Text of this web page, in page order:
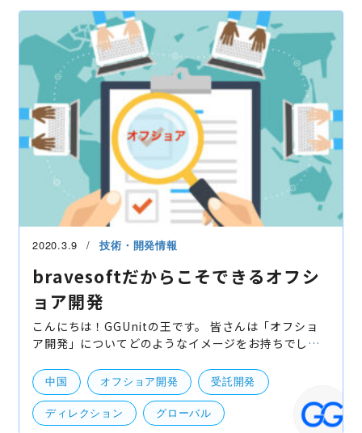
競合情報・他社事例
2020.3.9 技術・開発情報
bravesoftだからこそできるオフシ
ョア開発
こんにちは！GGUnitの王です。 皆さんは「オフショ
ア開発」についてどのようなイメージをお持ちでしょ
れる」一方で「品質が悪い」というイメージを思って
いる方
中国 オフショア開発 受託開発
ディレクション グローバル